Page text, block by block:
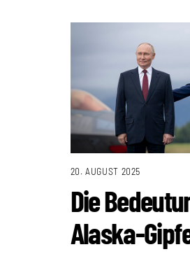
20. AUGUST 2025
Die
Alaska-